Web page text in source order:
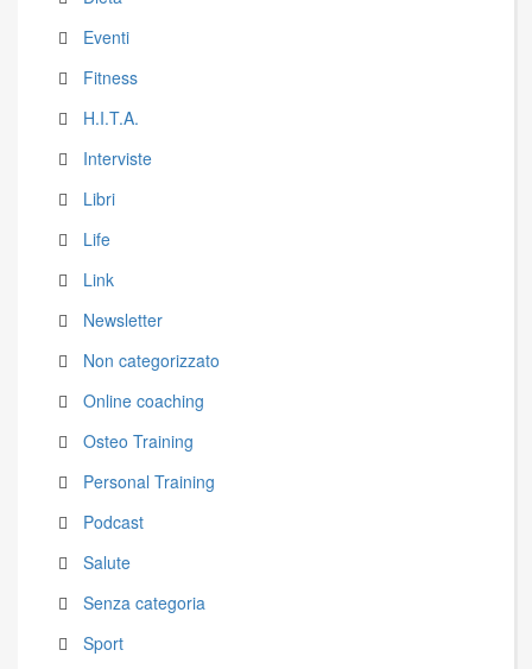
Eventi
Fitness
H.I.T.A.
Interviste
Libri
Life
Link
Newsletter
Non categorizzato
Online coaching
Osteo Training
Personal Training
Podcast
Salute
Senza categoria
Sport